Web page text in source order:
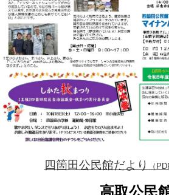
四箇田公民館だより （
高取公民